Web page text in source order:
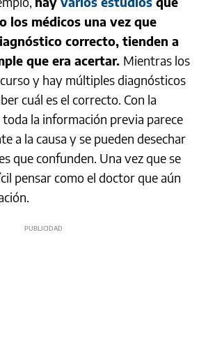
los médicos una vez que
correcto, tienden a
que era acertar. Mientras los
y hay múltiples diagnósticos
cuál es el correcto. Con la
la información previa parece
a la causa y se pueden desechar
que confunden. Una vez que se
pensar como el doctor que aún